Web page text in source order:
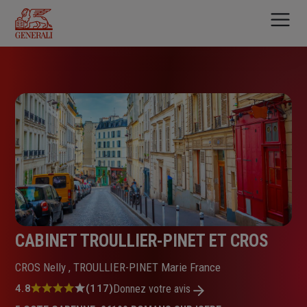
contenu
principal
CABINET TROULLIER-PINET ET CROS
CROS Nelly , TROULLIER-PINET Marie France
Note
4.8 (117)Donnez votre avis